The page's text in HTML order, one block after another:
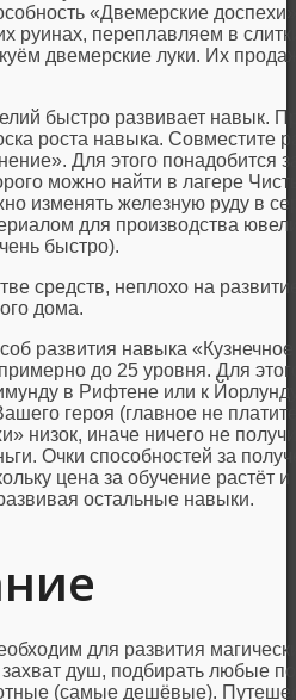
«Двемерские
руинах, переплавляем в
двемерские луки. Их
быстро развивает навык.
роста навыка. Совместите
Для этого понадобится
можно найти в лагере
изменять железную руду в
для производства
быстро).
средств, неплохо на
дома.
развития навыка
до 25 уровня. Для
в Рифтене или к
героя (главное не
низок, иначе ничего не
Очки способностей за
цена за обучение растёт
остальные навыки.
для развития
душ, подбирать любые
(самые дешёвые).